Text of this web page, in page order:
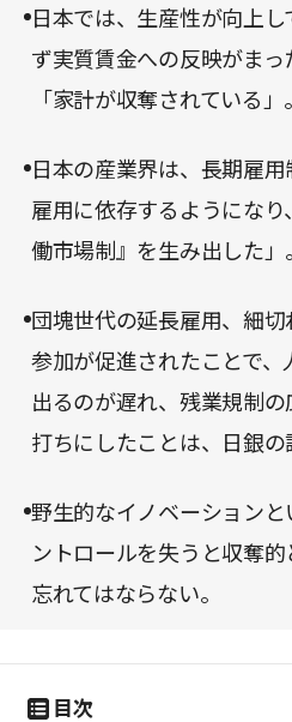
すべての労働者が知ってい
ちは、ただ奪われるだけで
日本では、生産性が向上
ず実質賃金への反映がまっ
「家計が収奪されている」。
日本の産業界は、長期雇
雇用に依存するようにな
働市場制』を生み出した」
団塊世代の延長雇用、細
参加が促進されたことで
出るのが遅れ、残業規制
打ちにしたことは、日銀の
野生的なイノベーション
ントロールを失うと収奪
忘れてはならない。
目次